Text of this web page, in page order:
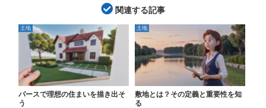
関連する記事
土地
パースで理想の住まいを描き出そ
う
土地
敷地とは？その定義と重要性を知
る